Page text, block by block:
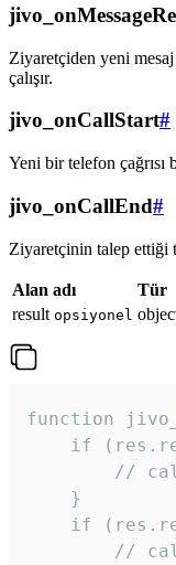
Ziyaretçiden yeni mesaj
çalışır.
jivo_onCallStart#
Yeni bir telefon çağrısı
jivo_onCallEnd#
Ziyaretçinin talep ettiği
Alan adı Tür
result opsiyonel
function
if
//
    }
if
//